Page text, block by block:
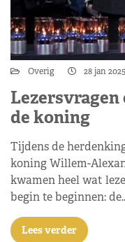
Overig 28 jan 2025
de koning
Tijdens de
koning Willem-
kwamen heel wat
begin te beginnen:
Lees verder